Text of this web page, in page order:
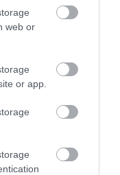
web or
or app.
Értékelem